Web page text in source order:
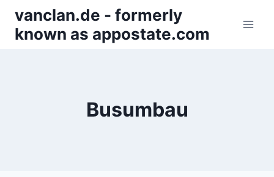
Inhalt
springen
vanclan.de - formerly
known as appostate.com
Busumbau